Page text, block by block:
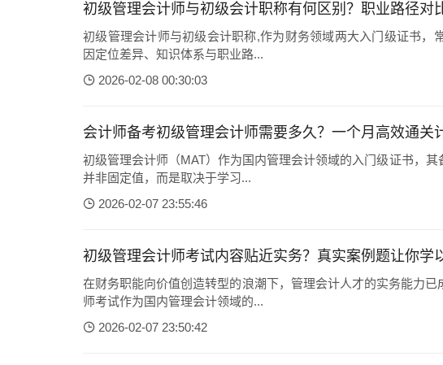
初级管理会计师与初级会计职称有何区别？职业路径对
初级管理会计师与初级会计职称,作为财务领域两大入门级证书，
因定位差异、知识体系与职业路...
2026-02-08 00:30:03
会计师备考初级管理会计师需要多久？一个月高效通关
初级管理会计师（MAT）作为国内管理会计领域的入门级证书，
并非固定值，而是取决于学习...
2026-02-07 23:55:46
初级管理会计师考试内容贴近实务？真实案例题让你学
在财务职能向价值创造转型的浪潮下，管理会计人才的实务能力
师考试作为国内管理会计领域的...
2026-02-07 23:50:42